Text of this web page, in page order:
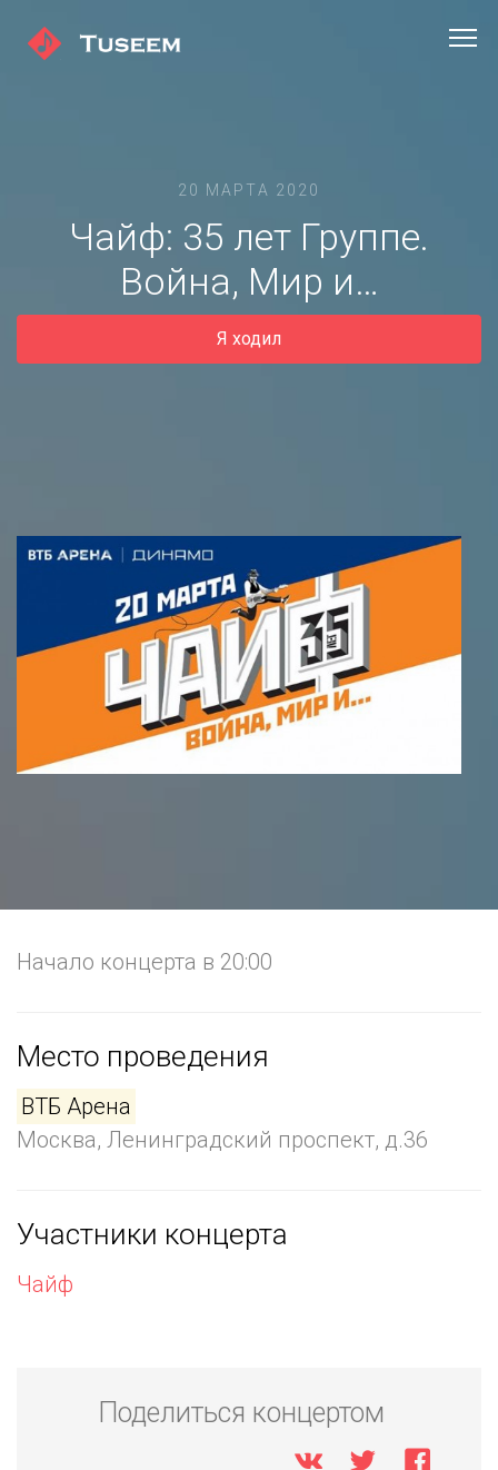
20 МАРТА 2020
Чайф: 35 лет Группе.
Война, Мир и…
Я ходил
Начало концерта в 20:00
Место проведения
ВТБ Арена
Москва, Ленинградский проспект, д.36
Участники концерта
Чайф
Поделиться концертом